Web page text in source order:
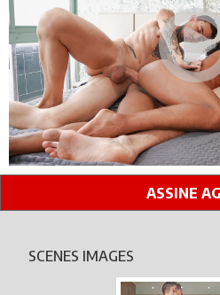
ASSINE
SCENES IMAGES